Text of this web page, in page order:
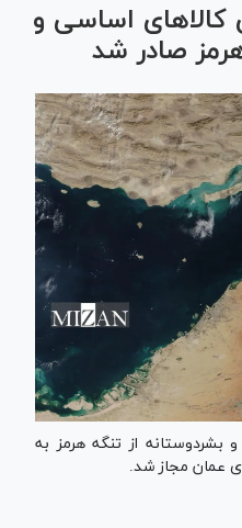
اساسی و
صادر شد
از تنگه هرمز به
عمان مجاز شد.